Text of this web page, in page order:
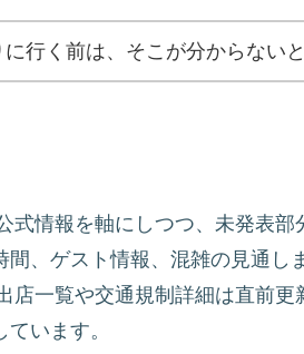
行く前は、そこが分からない
式情報を軸にしつつ、未発表
間、ゲスト情報、混雑の見通し
店一覧や交通規制詳細は直前
います。